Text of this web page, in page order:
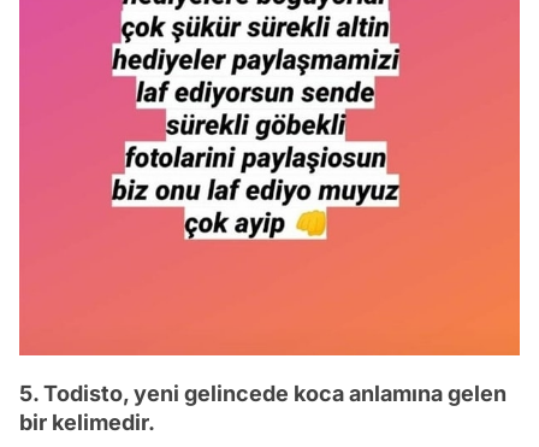
5. Todisto, yeni gelincede koca anlamına gelen
bir kelimedir.